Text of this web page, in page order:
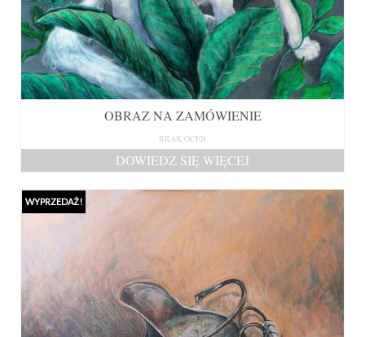
OBRAZ NA ZAMÓWIENIE
BRAK OCEN
DOWIEDZ SIĘ WIĘCEJ
WYPRZEDAŻ!